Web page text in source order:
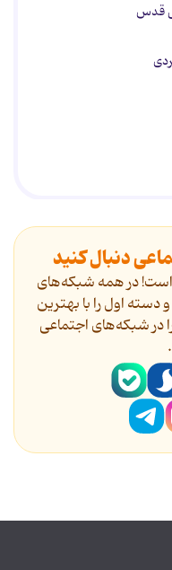
قدس
دنبال کنید
است! در همه شبکه‌های
اول را با بهترین
در شبکه‌های اجتماعی